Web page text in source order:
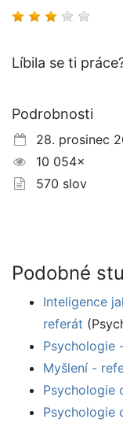
Líbila se ti
Podrobnosti
28. prosinec
10 054×
570 slov
Podobné
Inteligence
referát
Psychologie
Myšlení -
Psychologie
Psychologie